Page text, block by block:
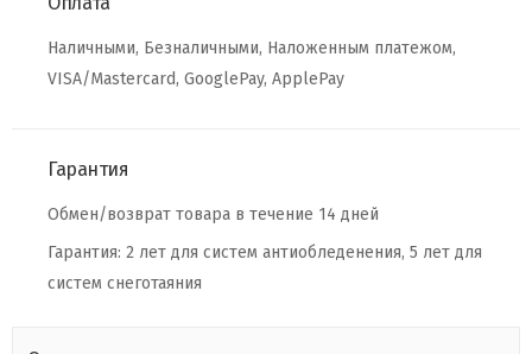
Наличными, Безналичными, Наложенным платежом,
VISA/Mastercard, GooglePay, ApplePay
Гарантия
Обмен/возврат товара в течение 14 дней
Гарантия: 2 лет для систем антиобледенения, 5 лет для
систем снеготаяния